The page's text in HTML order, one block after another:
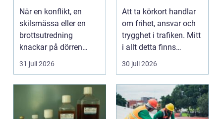
livet krånglar
När en konflikt, en
skilsmässa eller en
brottsutredning
knackar på dörren
förändras vardagen
snabbt....
31 juli 2026
Att ta körkort handlar
om frihet, ansvar och
trygghet i trafiken. Mitt
i allt detta finns
riskutbild...
30 juli 2026